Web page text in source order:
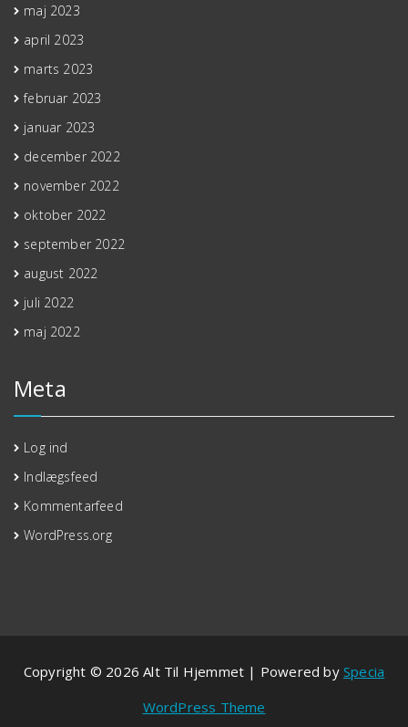
maj 2023
april 2023
marts 2023
februar 2023
januar 2023
december 2022
november 2022
oktober 2022
september 2022
august 2022
juli 2022
maj 2022
Meta
Log ind
Indlægsfeed
Kommentarfeed
WordPress.org
Copyright © 2026 Alt Til Hjemmet | Powered by Specia
WordPress Theme